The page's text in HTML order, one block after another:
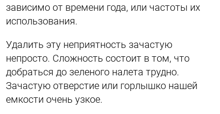
зависимо от времени года, или частоты их
использования.
Удалить эту неприятность зачастую
непросто. Сложность состоит в том, что
добраться до зеленого налета трудно.
Зачастую отверстие или горлышко нашей
емкости очень узкое.